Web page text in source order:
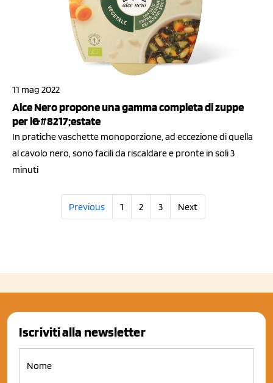
11 mag 2022
Alce Nero propone una gamma completa di zuppe
per l&#8217;estate
In pratiche vaschette monoporzione, ad eccezione di quella
al cavolo nero, sono facili da riscaldare e pronte in soli 3
minuti
Previous 1 2 3 Next
Iscriviti alla newsletter